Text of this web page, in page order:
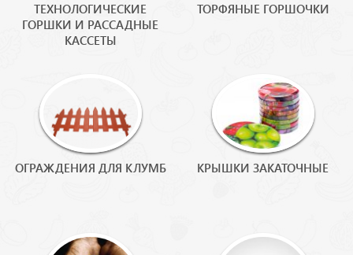
ТЕХНОЛОГИЧЕСКИЕ
ГОРШКИ И РАССАДНЫЕ
КАССЕТЫ
ТОРФЯНЫЕ ГОРШОЧКИ
ОГРАЖДЕНИЯ ДЛЯ КЛУМБ КРЫШКИ ЗАКАТОЧНЫЕ